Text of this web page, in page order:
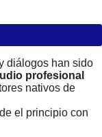
diálogos han sido
profesional
nativos de
el principio con